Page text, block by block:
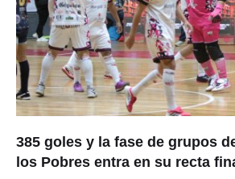
385 goles y la fase de grupos
los Pobres entra en su recta